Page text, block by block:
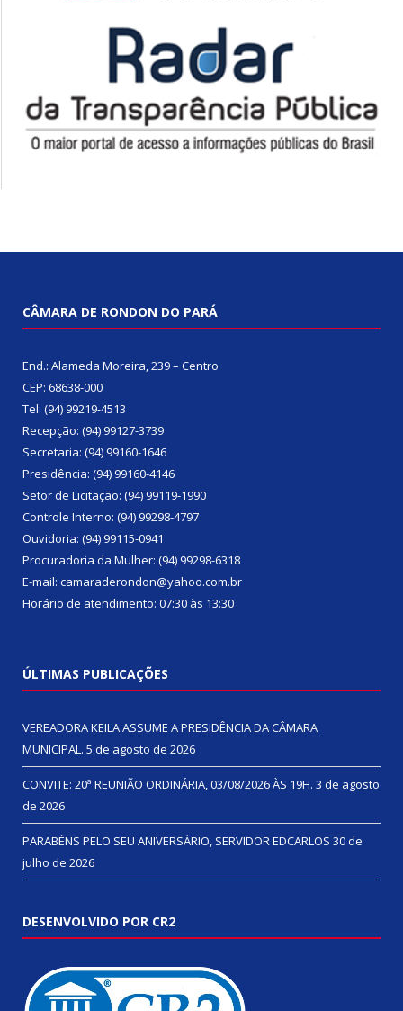
CÂMARA DE RONDON DO PARÁ
End.: Alameda Moreira, 239 – Centro
CEP: 68638-000
Tel: (94) 99219-4513
Recepção: (94) 99127-3739
Secretaria: (94) 99160-1646
Presidência: (94) 99160-4146
Setor de Licitação: (94) 99119-1990
Controle Interno: (94) 99298-4797
Ouvidoria: (94) 99115-0941
Procuradoria da Mulher: (94) 99298-6318
E-mail: camaraderondon@yahoo.com.br
Horário de atendimento: 07:30 às 13:30
ÚLTIMAS PUBLICAÇÕES
VEREADORA KEILA ASSUME A PRESIDÊNCIA DA CÂMARA
MUNICIPAL. 5 de agosto de 2026
CONVITE: 20ª REUNIÃO ORDINÁRIA, 03/08/2026 ÀS 19H. 3 de agosto
de 2026
PARABÉNS PELO SEU ANIVERSÁRIO, SERVIDOR EDCARLOS 30 de
julho de 2026
DESENVOLVIDO POR CR2